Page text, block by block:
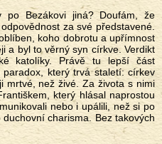
za své představené.
koho dobrotu a upřímnost
a byl to věrný syn církve. Verdikt
katolíky. Právě tu lepší část
který trvá staletí: církev
mrtvé, než živé. Za života s nimi
který hlásal naprostou
nebo i upálili, než si po
charisma. Bez takových